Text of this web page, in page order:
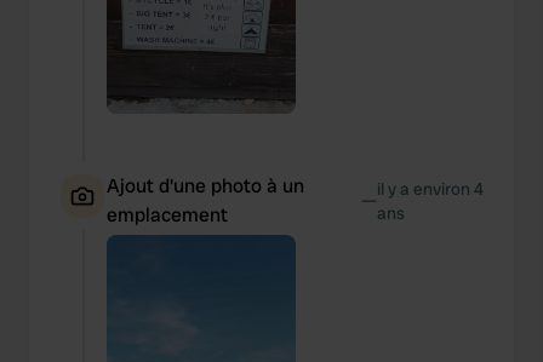
Ajout d'une photo à un
emplacement
—il y a environ 4
ans